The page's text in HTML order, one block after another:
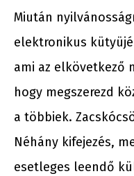
Miután
elektronikus
ami az elkövetkező
hogy megszerezd
a többiek.
Néhány kifejezés,
esetleges leendő